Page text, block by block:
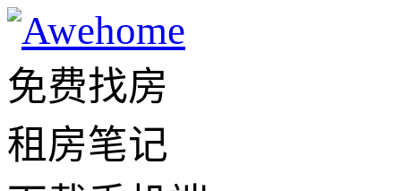
免费找房
租房笔记